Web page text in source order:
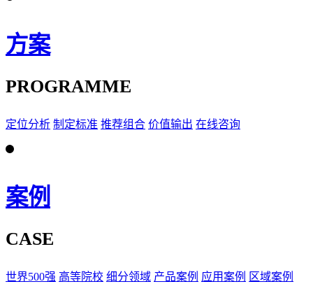
方案
PROGRAMME
定位分析 制定标准 推荐组合 价值输出 在线咨询
案例
CASE
世界500强 高等院校 细分领域 产品案例 应用案例 区域案例